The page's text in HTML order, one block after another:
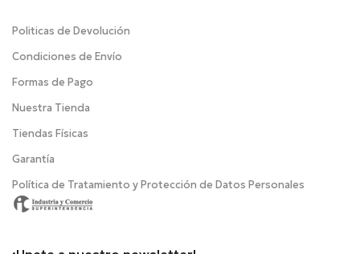
Politicas de Devolución
Condiciones de Envío
Formas de Pago
Nuestra Tienda
Tiendas Físicas
Garantía
Política de Tratamiento y Protección de Datos Personales